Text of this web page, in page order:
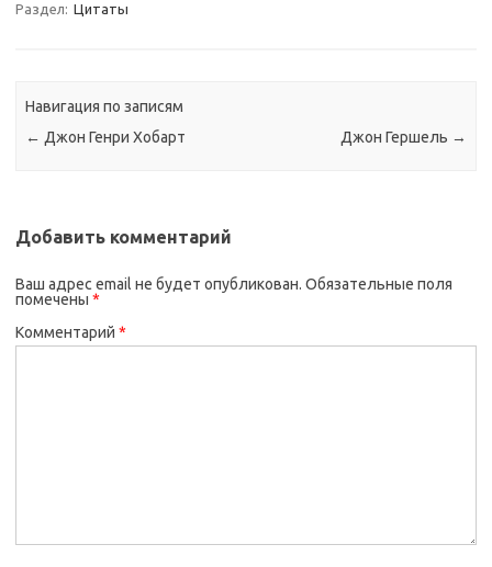
Раздел: Цитаты
Навигация по записям
← Джон Генри Хобарт Джон Гершель →
Добавить комментарий
Ваш адрес email не будет опубликован. Обязательные поля
помечены *
Комментарий *